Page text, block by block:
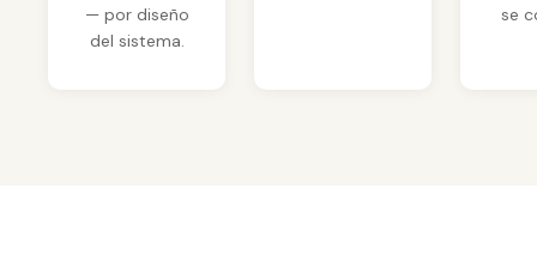
— por diseño
del sistema.
se